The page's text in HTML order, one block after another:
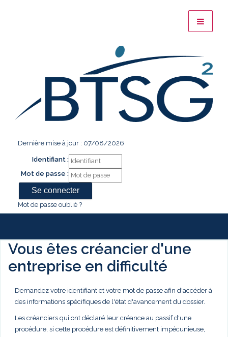
Dernière mise à jour : 07/08/2026
Identifiant :
Mot de passe :
Mot de passe oublié ?
Vous êtes créancier d'une
entreprise en difficulté
Demandez votre identifiant et votre mot de passe afin d'accéder à
des informations spécifiques de l'état d'avancement du dossier.
Les créanciers qui ont déclaré leur créance au passif d'une
procédure, si cette procédure est définitivement impécunieuse,